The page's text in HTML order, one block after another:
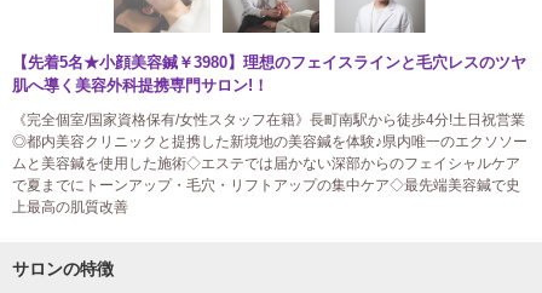
【先着5名★小顔美容鍼￥3980】理想のフェイスラインと毛穴レスのツヤ
肌へ導く美容外科提携専門サロン!！
《完全個室/国家資格保有/女性スタッフ在籍》長町南駅から徒歩4分!土日祝営業
◎都内美容クリニックと提携した新境地の美容鍼を体験♪県内唯一のエクソソー
ムと美容鍼を使用した施術◇エステでは届かない深部からのフェイシャルケア
で夏までにトーンアップ・毛穴・リフトアップの集中ケア◇最先端美容鍼で史
上最高の肌質改善
サロンの特徴